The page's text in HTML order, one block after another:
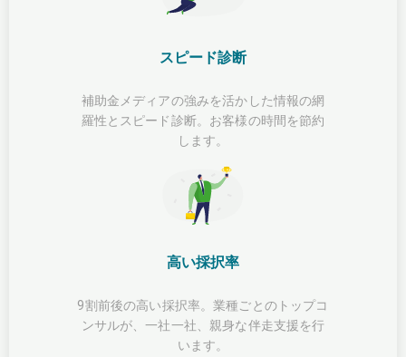
スピード診断
補助金メディアの強みを活かした情報の網
羅性とスピード診断。お客様の時間を節約
します。
高い採択率
9割前後の高い採択率。業種ごとのトップコ
ンサルが、一社一社、親身な伴走支援を行
います。